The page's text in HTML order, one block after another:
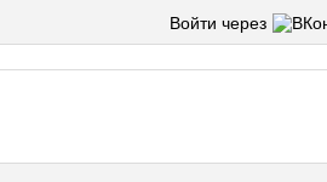
Войти через